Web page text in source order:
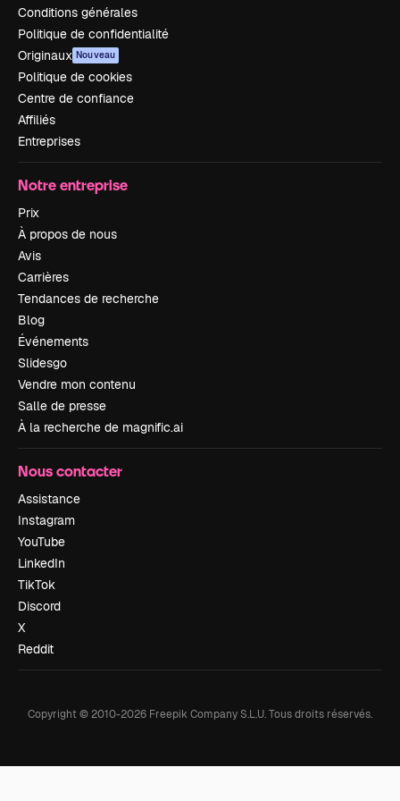
Conditions générales
Politique de confidentialité
Originaux Nouveau
Politique de cookies
Centre de confiance
Affiliés
Entreprises
Notre entreprise
Prix
À propos de nous
Avis
Carrières
Tendances de recherche
Blog
Événements
Slidesgo
Vendre mon contenu
Salle de presse
À la recherche de magnific.ai
Nous contacter
Assistance
Instagram
YouTube
LinkedIn
TikTok
Discord
X
Reddit
Copyright © 2010-2026 Freepik Company S.L.U.Tous droits réservés.